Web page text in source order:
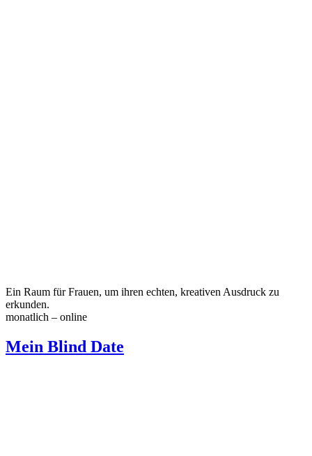
Ein Raum für Frauen, um ihren echten, kreativen Ausdruck zu
erkunden.
monatlich – online
Mein Blind Date